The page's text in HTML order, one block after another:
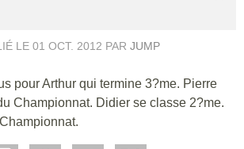
LE 01 OCT. 2012 PAR JUMP
pour Arthur qui termine 3?me. Pierre
Championnat. Didier se classe 2?me.